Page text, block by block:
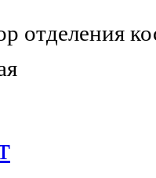
отделения